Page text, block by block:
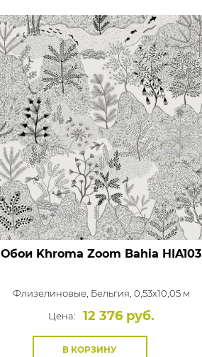
Обои Khroma Zoom Bahia HIA103
Флизелиновые, Бельгия, 0,53x10,05 м
Цена:
12 376 руб.
В КОРЗИНУ